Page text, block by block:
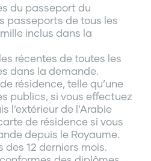
du passeport du
passeports de tous les
inclus dans la
récentes de toutes les
dans la demande.
résidence, telle qu’une
publics, si vous effectuez
l’extérieur de l’Arabie
de résidence si vous
depuis le Royaume.
des 12 derniers mois.